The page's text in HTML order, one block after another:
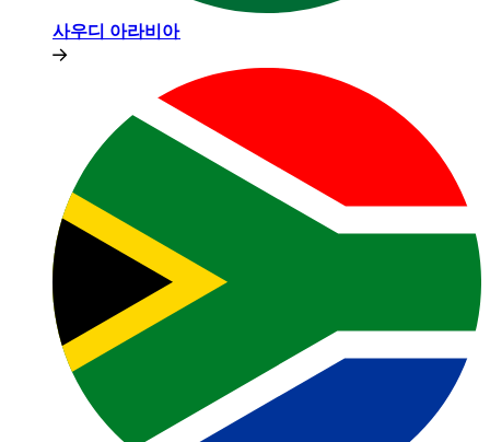
사우디 아라비아​​